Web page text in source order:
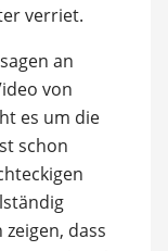
verriet.
an
von
es um die
schon
dass